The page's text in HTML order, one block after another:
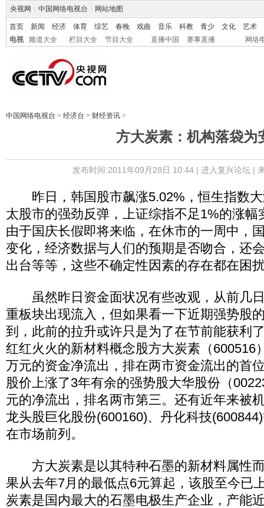
央视网 中国网络电视台 网站地图
首页 新闻 经济 体育 综艺 春晚 戏曲 音乐 科教 青少 文化
艺术
电视
频道大全 栏目大全 节目大全 直播中国 赛事直播 网络
中国网络电视台 > 经济台 > 财经资讯 >
方大炭素：机构落袋为
发布时间:2011年09月28日 10:44 | 进入复兴论坛|
昨日，韩国股市飙涨5.02%，恒生指数大
太股市的强劲反弹，上证综指不足1%的涨幅
由于国庆长假即将来临，在休市的一周中，
变化，经济数据与人们的预期是否吻合，还
出台等等，这些不确定性因素的存在都在困
虽然昨日资金面状况有些改观，从前几
重板块出现流入，但如果看一下近期强势股
到，此前的拉升或许只是为了在节前能获利
红红火火的新材料概念股方大炭素（600516
万元的资金净流出，排在两市资金流出的首
股价上涨了3年有余的强势股大华股份（
元的净流出，排名两市第三。还有近年来被
龙头股巨化股份(600160)、丹化科技
在市场前列。
方大炭素是以其特种石墨的新材料属性
果从去年7月的最低点6元算起，该股至今已
炭素是国内最大的石墨电极生产企业，产能